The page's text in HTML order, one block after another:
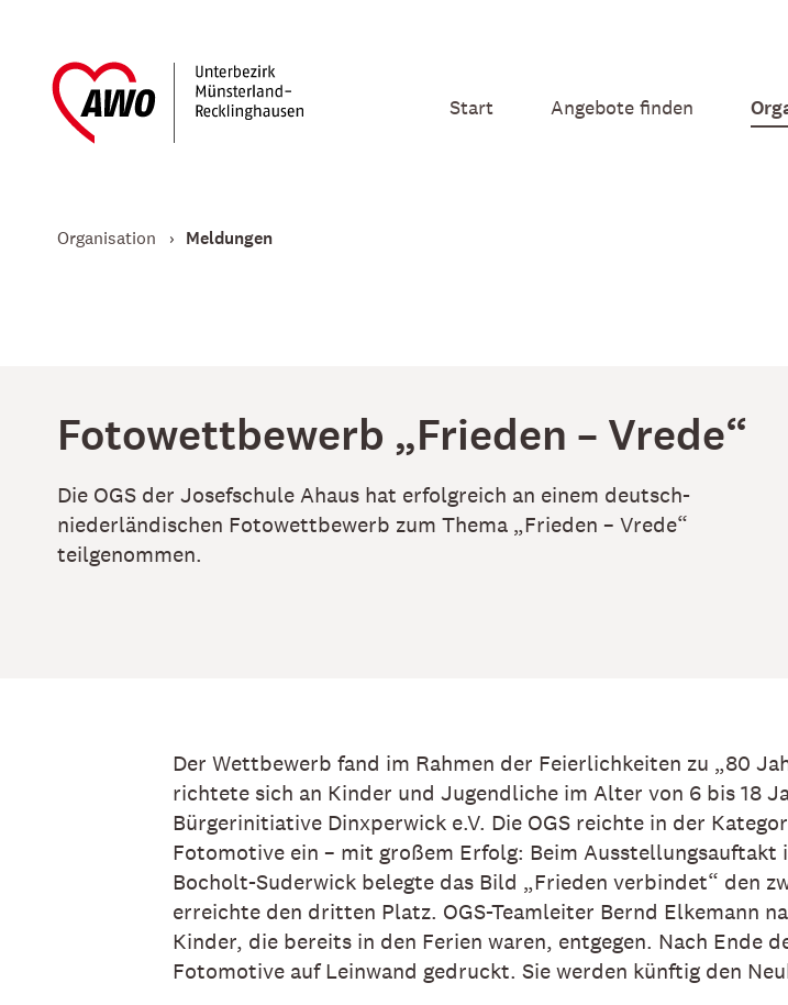
Start Angebote finden
Organisation Meldungen
Fotowettbewerb „Frieden – Vrede“
Die OGS der Josefschule Ahaus hat erfolgreich an einem deutsch-
niederländischen Fotowettbewerb zum Thema „Frieden – Vrede“
teilgenommen.
Der Wettbewerb fand im Rahmen der Feierlichkeiten zu „80
richtete sich an Kinder und Jugendliche im Alter von 6 bis 18
Bürgerinitiative Dinxperwick e.V. Die OGS reichte in der
Fotomotive ein – mit großem Erfolg: Beim Ausstellungsauftakt
Bocholt-Suderwick belegte das Bild „Frieden verbindet“ den
erreichte den dritten Platz. OGS-Teamleiter Bernd Elkemann
Kinder, die bereits in den Ferien waren, entgegen. Nach Ende
Fotomotive auf Leinwand gedruckt. Sie werden künftig den